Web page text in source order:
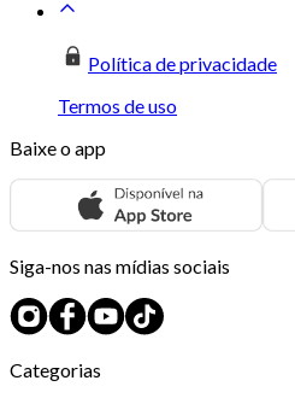
Política de privacidade
Termos de uso
Baixe o app
Siga-nos nas mídias sociais
Categorias